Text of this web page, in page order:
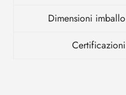
Dimensioni imballo
Certificazioni